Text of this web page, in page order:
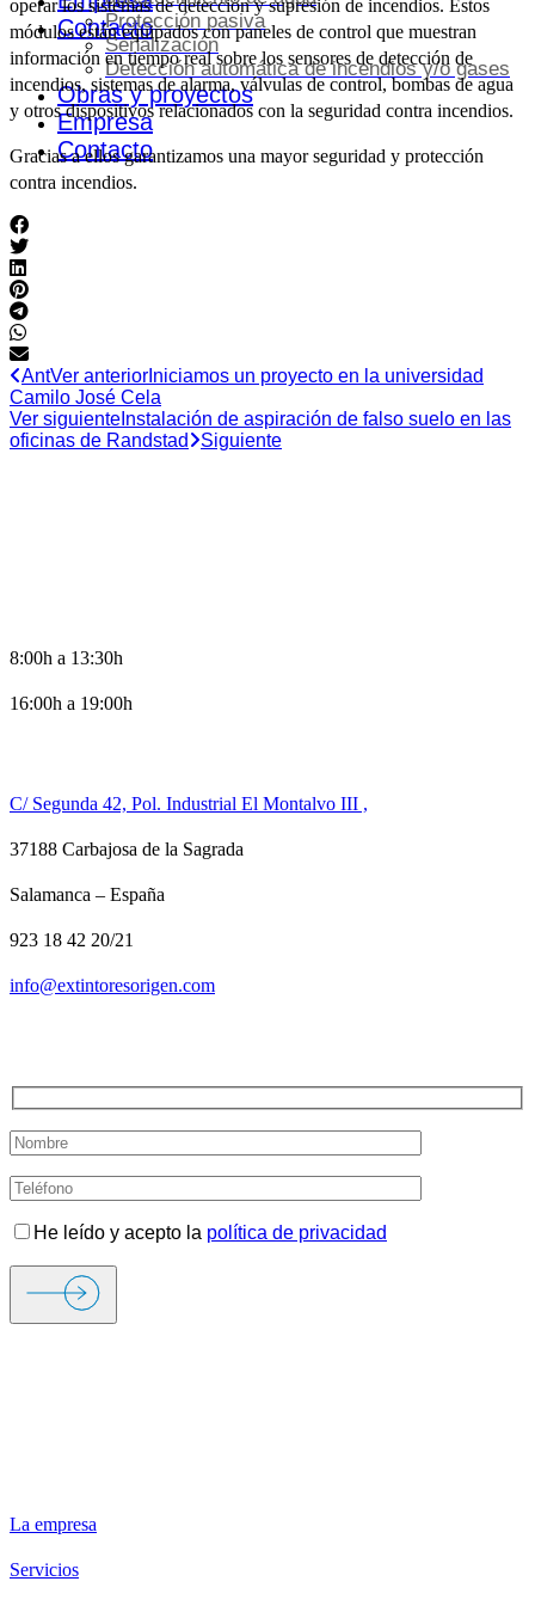
ContactoProtección pasiva
Señalización
Detección automática de incendios y/o gases
Obras y proyectos
Empresa
Contacto
operar los sistemas de detección y supresión de incendios. Estos
módulos están equipados con paneles de control que muestran
información en tiempo real sobre los sensores de detección de
incendios, sistemas de alarma, válvulas de control, bombas de agua
y otros dispositivos relacionados con la seguridad contra incendios.
Gracias a ellos garantizamos una mayor seguridad y protección
contra incendios.
AntVer anterior Iniciamos un proyecto en la universidad
Camilo José Cela
Ver siguiente Instalación de aspiración de falso suelo en las
oficinas de Randstad
Siguiente
8:00h a 13:30h
16:00h a 19:00h
C/ Segunda 42, Pol. Industrial El Montalvo III ,
37188 Carbajosa de la Sagrada
Salamanca – España
923 18 42 20/21
info@extintoresorigen.com
He leído y acepto la política de privacidad
La empresa
Servicios